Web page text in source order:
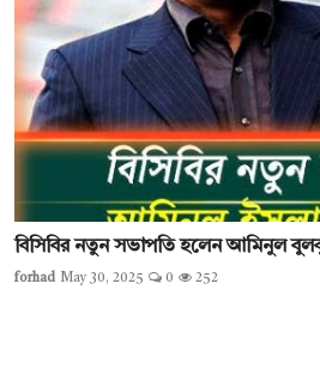
বিসিবির নতুন সভাপতি হলেন আমিনুল
forhad May 30, 2025 0 252